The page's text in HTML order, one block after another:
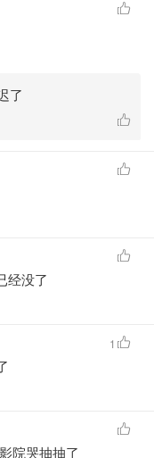
，瞒着家人远赴泰
富豪”的阿公郑木
柔珍藏了半辈子的海
是一场寻亲暴富之
了
经没了
1
院哭抽抽了